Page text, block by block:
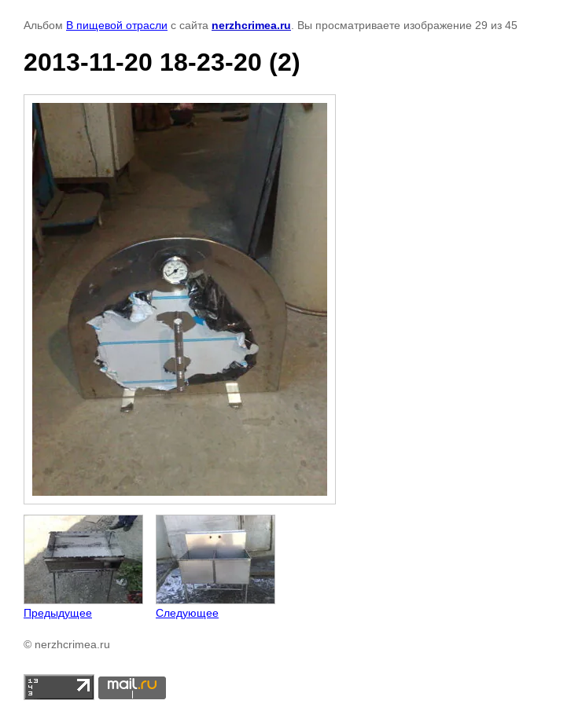
Альбом В пищевой отрасли с сайта nerzhcrimea.ru . Вы просматриваете изображение 29 из 45
2013-11-20 18-23-20 (2)
Предыдущее Следующее
© nerzhcrimea.ru